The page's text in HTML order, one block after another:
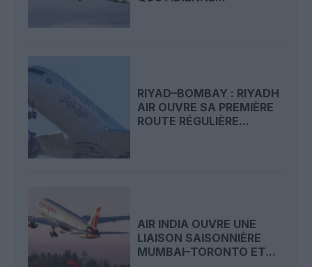
RIYAD–BOMBAY : RIYADH
AIR OUVRE SA PREMIÈRE
ROUTE RÉGULIÈRE...
AIR INDIA OUVRE UNE
LIAISON SAISONNIÈRE
MUMBAI–TORONTO ET...